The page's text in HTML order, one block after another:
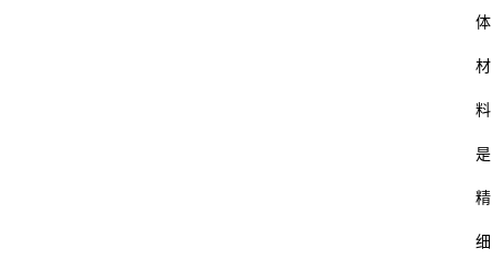
体
材
料
是
精
细